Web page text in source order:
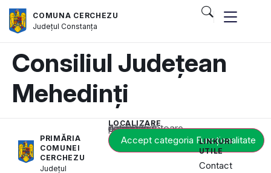
COMUNA CERCHEZU
JudețulConstanța
Consiliul Județean
Mehedinți
PRIMĂRIA
COMUNEI
CERCHEZU
Județul
LOCALIZARE
Acest conținut este blocat până când acceptați categoria corespunzătoare de cookie-uri.
Accept categoria Funcționalitate
LINKURI
UTILE
Contact